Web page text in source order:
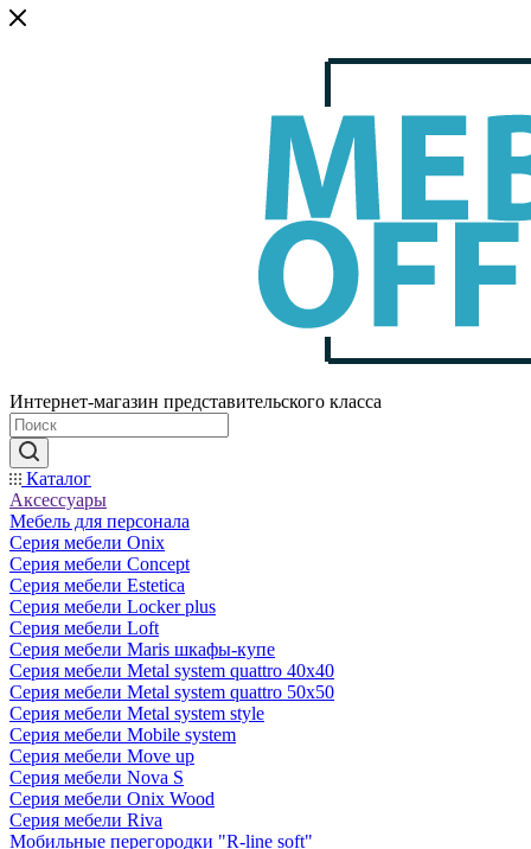
Интернет-магазин представительского класса
Каталог
Аксессуары
Мебель для персонала
Серия мебели Onix
Серия мебели Concept
Серия мебели Estetica
Серия мебели Locker plus
Серия мебели Loft
Серия мебели Maris шкафы-купе
Серия мебели Metal system quattro 40x40
Серия мебели Metal system quattro 50x50
Серия мебели Metal system style
Серия мебели Mobile system
Серия мебели Move up
Серия мебели Nova S
Серия мебели Onix Wood
Серия мебели Riva
Мобильные перегородки "R-line soft"